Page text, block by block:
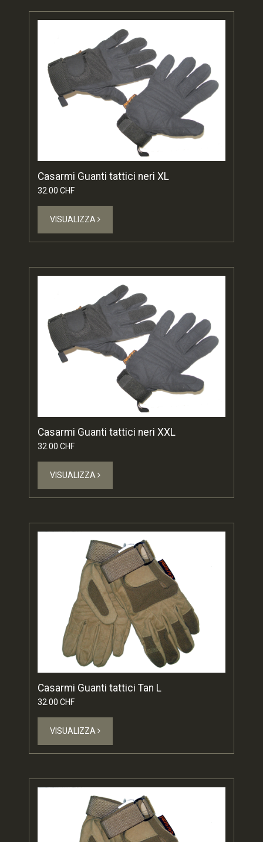
Casarmi Guanti tattici neri XL
32.00 CHF
VISUALIZZA
Casarmi Guanti tattici neri XXL
32.00 CHF
VISUALIZZA
Casarmi Guanti tattici Tan L
32.00 CHF
VISUALIZZA